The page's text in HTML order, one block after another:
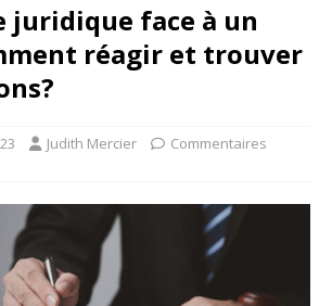
juridique face à un
réagir et trouver
Judith Mercier
Commentaires